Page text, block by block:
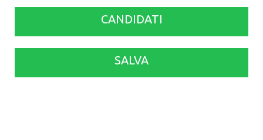
CANDIDATI
SALVA